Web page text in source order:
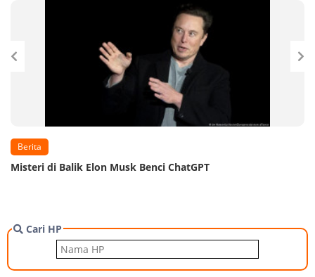
Berita
Misteri di Balik Elon Musk Benci ChatGPT
Cari HP